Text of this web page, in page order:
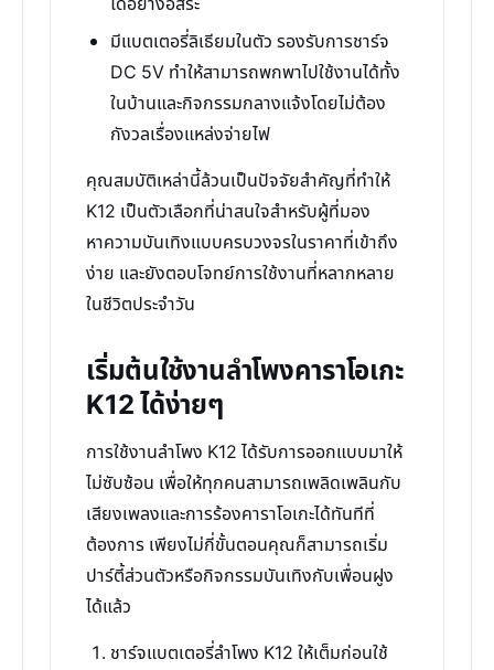
มีแบตเตอรี่ลิเธียมในตัว รองรับการชาร์จ
DC 5V ทำให้สามารถพกพาไปใช้งานได้ทั้ง
ในบ้านและกิจกรรมกลางแจ้งโดยไม่ต้อง
กังวลเรื่องแหล่งจ่ายไฟ
คุณสมบัติเหล่านี้ล้วนเป็นปัจจัยสำคัญที่ทำให้
K12 เป็นตัวเลือกที่น่าสนใจสำหรับผู้ที่มอง
หาความบันเทิงแบบครบวงจรในราคาที่เข้าถึง
ง่าย และยังตอบโจทย์การใช้งานที่หลากหลาย
ในชีวิตประจำวัน
เริ่มต้นใช้งานลำโพงคาราโอเกะ
K12 ได้ง่ายๆ
การใช้งานลำโพง K12 ได้รับการออกแบบมาให้
ไม่ซับซ้อน เพื่อให้ทุกคนสามารถเพลิดเพลินกับ
เสียงเพลงและการร้องคาราโอเกะได้ทันทีที่
ต้องการ เพียงไม่กี่ขั้นตอนคุณก็สามารถเริ่ม
ปาร์ตี้ส่วนตัวหรือกิจกรรมบันเทิงกับเพื่อนฝูง
ได้แล้ว
ชาร์จแบตเตอรี่ลำโพง K12 ให้เต็มก่อนใช้